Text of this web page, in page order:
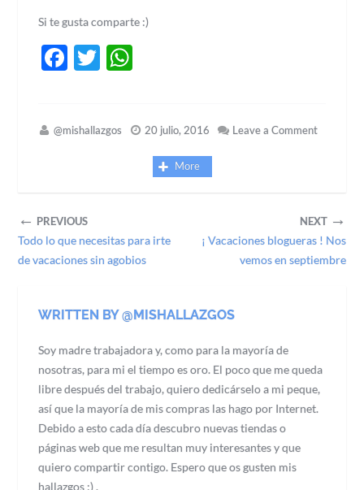
Si te gusta comparte :)
Facebook
Twitter
@mishallazgos 20 julio, 2016 Leave a Comment
More
← PREVIOUS
Todo lo que necesitas para irte
de vacaciones sin agobios
NEXT →
¡ Vacaciones blogueras ! Nos
vemos en septiembre
WRITTEN BY @MISHALLAZGOS
Soy madre trabajadora y, como para la mayoría de
nosotras, para mi el tiempo es oro. El poco que me queda
libre después del trabajo, quiero dedicárselo a mi peque,
así que la mayoría de mis compras las hago por Internet.
Debido a esto cada día descubro nuevas tiendas o
páginas web que me resultan muy interesantes y que
quiero compartir contigo. Espero que os gusten mis
hallazgos :) .